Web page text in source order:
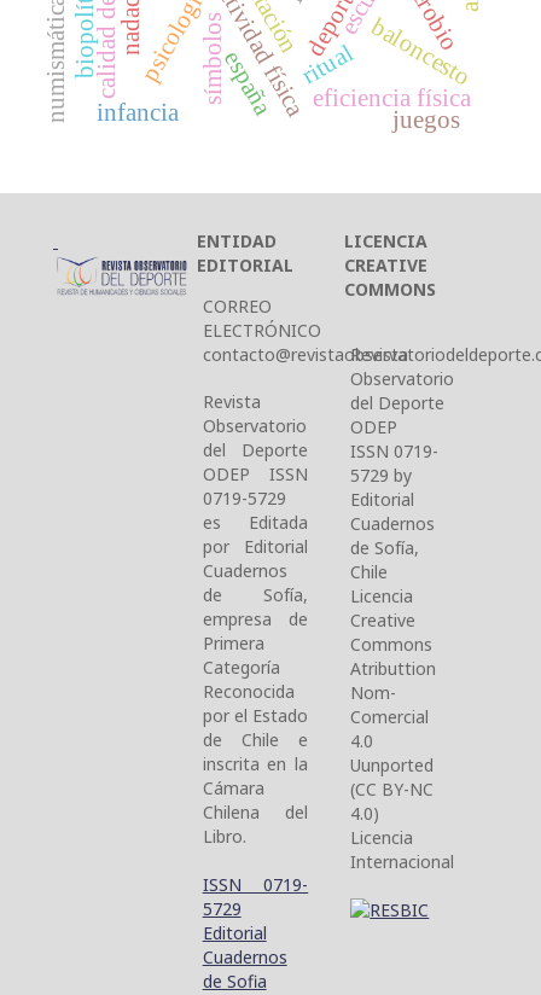
psicologíasímbolos ritual
eficiencia física
españa baloncesto
biopolítica
infancia
numismática juegos
ENTIDAD
EDITORIAL
CORREO
ELECTRÓNICO
Revista
Observatorio
del Deporte
ODEP ISSN
0719-5729
es Editada
por Editorial
Cuadernos
de Sofía,
empresa de
Primera
Categoría
Reconocida
por el Estado
de Chile e
inscrita en la
Cámara
Chilena del
Libro.
ISSN 0719-
5729
Editorial
Cuadernos
de Sofia
LICENCIA
CREATIVE
COMMONS
Revista
Observatorio
del Deporte
ODEP
ISSN 0719-
5729 by
Editorial
Cuadernos
de Sofía,
Chile
Licencia
Creative
Commons
Atributtion
Nom-
Comercial
4.0
Uunported
(CC BY-NC
4.0)
Licencia
Internacional